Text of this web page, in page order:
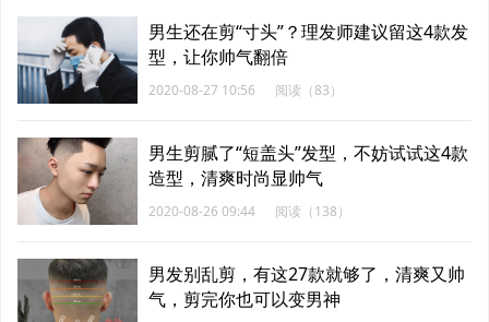
男生还在剪“寸头”？理发师建议留这4款发
型，让你帅气翻倍
2020-08-27 10:56 阅读（83）
男生剪腻了“短盖头”发型，不妨试试这4款
造型，清爽时尚显帅气
2020-08-26 09:44 阅读（138）
男发别乱剪，有这27款就够了，清爽又帅
气，剪完你也可以变男神